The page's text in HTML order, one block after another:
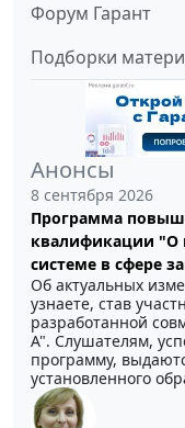
Форум Гарант
Подборки
Анонсы
8 сентября 2026
Программа
квалификации "О
системе в сфере
Об актуальных
узнаете, став
разработанной
А". Слушателям,
программу,
установленного